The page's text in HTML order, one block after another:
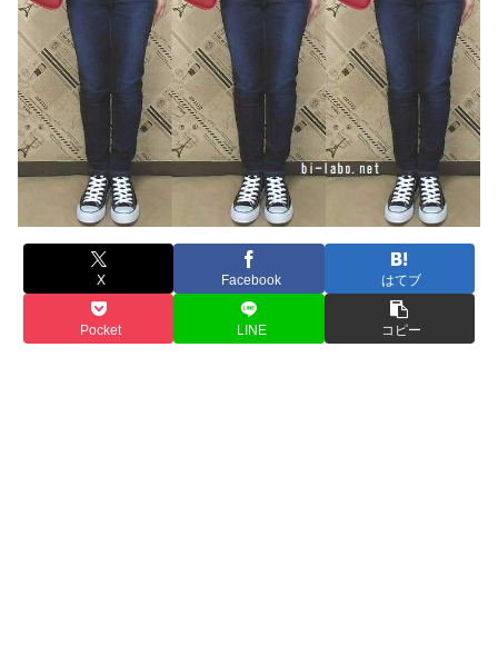
X Facebook はてブ
Pocket LINE コピー